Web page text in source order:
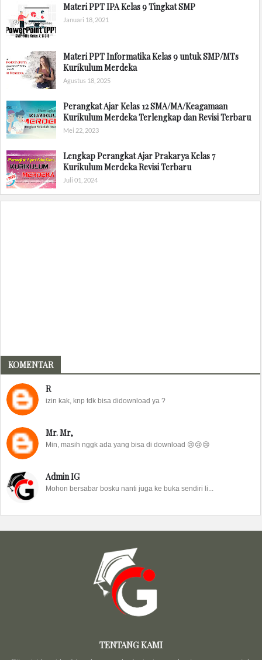
Materi PPT IPA Kelas 9 Tingkat SMP
Januari 18, 2021
Materi PPT Informatika Kelas 9 untuk SMP/MTs
Kurikulum Merdeka
Agustus 18, 2025
Perangkat Ajar Kelas 12 SMA/MA/Keagamaan
Kurikulum Merdeka Terlengkap dan Revisi Terbaru
Mei 22, 2023
Lengkap Perangkat Ajar Prakarya Kelas 7
Kurikulum Merdeka Revisi Terbaru
Juli 01, 2024
KOMENTAR
R
izin kak, knp tdk bisa didownload ya ?
Mr. Mr,
Min, masih nggk ada yang bisa di download 😢😢😢
Admin IG
Mohon bersabar bosku nanti juga ke buka sendiri li...
TENTANG KAMI